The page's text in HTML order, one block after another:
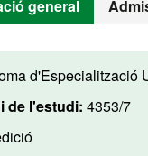
general
d'Especialització
de l'estudi: 4353/7